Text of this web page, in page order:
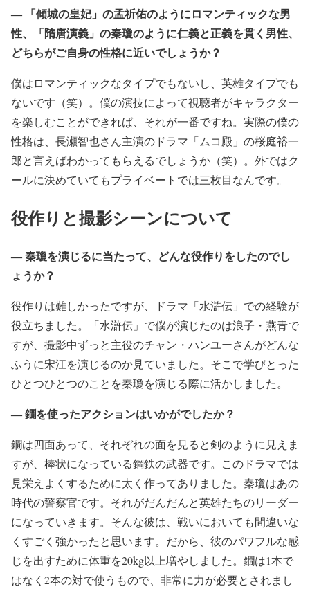
― 「傾城の皇妃」の孟祈佑のようにロマンティックな男
性、「隋唐演義」の秦瓊のように仁義と正義を貫く男性、
どちらがご自身の性格に近いでしょうか？
僕はロマンティックなタイプでもないし、英雄タイプでも
ないです（笑）。僕の演技によって視聴者がキャラクター
を楽しむことができれば、それが一番ですね。実際の僕の
性格は、長瀬智也さん主演のドラマ「ムコ殿」の桜庭裕一
郎と言えばわかってもらえるでしょうか（笑）。外ではク
ールに決めていてもプライベートでは三枚目なんです。
役作りと撮影シーンについて
― 秦瓊を演じるに当たって、どんな役作りをしたのでし
ょうか？
役作りは難しかったですが、ドラマ「水滸伝」での経験が
役立ちました。「水滸伝」で僕が演じたのは浪子・燕青で
すが、撮影中ずっと主役のチャン・ハンユーさんがどんな
ふうに宋江を演じるのか見ていました。そこで学びとった
ひとつひとつのことを秦瓊を演じる際に活かしました。
― 鐗を使ったアクションはいかがでしたか？
鐗は四面あって、それぞれの面を見ると剣のように見えま
すが、棒状になっている鋼鉄の武器です。このドラマでは
見栄えよくするために太く作ってありました。秦瓊はあの
時代の警察官です。それがだんだんと英雄たちのリーダー
になっていきます。そんな彼は、戦いにおいても間違いな
くすごく強かったと思います。だから、彼のパワフルな感
じを出すために体重を20kg以上増やしました。鐗は1本で
はなく2本の対で使うもので、非常に力が必要とされまし